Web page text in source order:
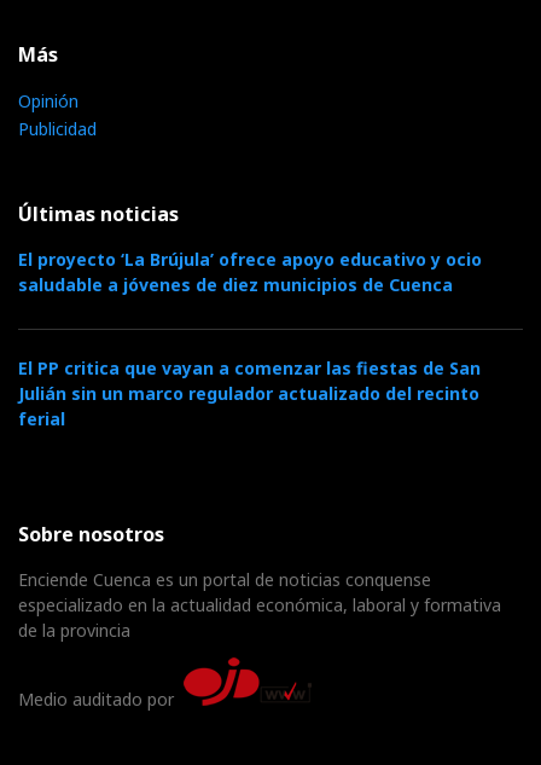
Más
Opinión
Publicidad
Últimas noticias
El proyecto ‘La Brújula’ ofrece apoyo educativo y ocio
saludable a jóvenes de diez municipios de Cuenca
El PP critica que vayan a comenzar las fiestas de San
Julián sin un marco regulador actualizado del recinto
ferial
Sobre nosotros
Enciende Cuenca es un portal de noticias conquense
especializado en la actualidad económica, laboral y formativa
de la provincia
Medio auditado por